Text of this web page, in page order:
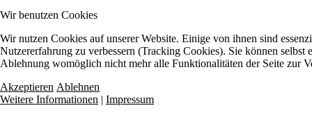
Wir benutzen Cookies
Wir nutzen Cookies auf unserer Website. Einige von ihnen sind
Nutzererfahrung zu verbessern (Tracking Cookies). Sie können selbst
Ablehnung womöglich nicht mehr alle Funktionalitäten der Seite zur
Akzeptieren Ablehnen
Weitere Informationen | Impressum